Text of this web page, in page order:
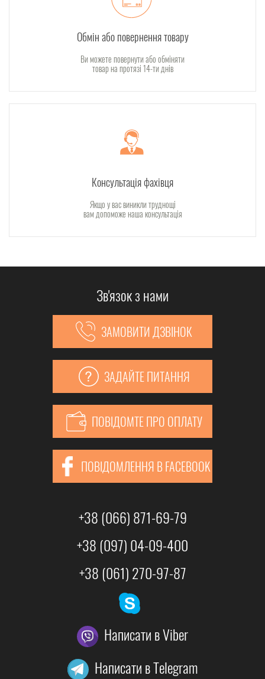
Обмін або повернення товару
Ви можете повернути або обміняти
товар на протязі 14-ти днів
Консультація фахівця
Якщо у вас виникли труднощі
вам допоможе наша консультація
Зв'язок з нами
ЗАМОВИТИ ДЗВІНОК
ЗАДАЙТЕ ПИТАННЯ
ПОВІДОМТЕ ПРО ОПЛАТУ
ПОВІДОМЛЕННЯ В FACEBOOK
+38 (066) 871-69-79
+38 (097) 04-09-400
+38 (061) 270-97-87
Написати в Viber
Написати в Telegram